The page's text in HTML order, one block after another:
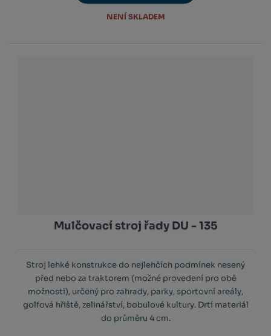
NENÍ SKLADEM
Mulčovací stroj řady DU - 135
Stroj lehké konstrukce do nejlehčích podmínek nesený
před nebo za traktorem (možné provedení pro obě
možnosti), určený pro zahrady, parky, sportovní areály,
golfová hřiště, zelinářství, bobulové kultury. Drtí materiál
do průměru 4 cm.